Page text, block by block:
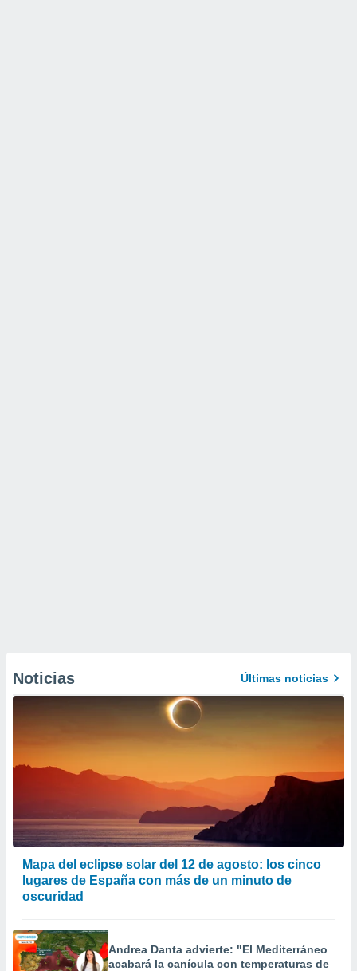
Noticias Últimas noticias
Mapa del eclipse solar del 12 de agosto: los cinco
lugares de España con más de un minuto de
oscuridad
Andrea Danta advierte: "El Mediterráneo
acabará la canícula con temperaturas de